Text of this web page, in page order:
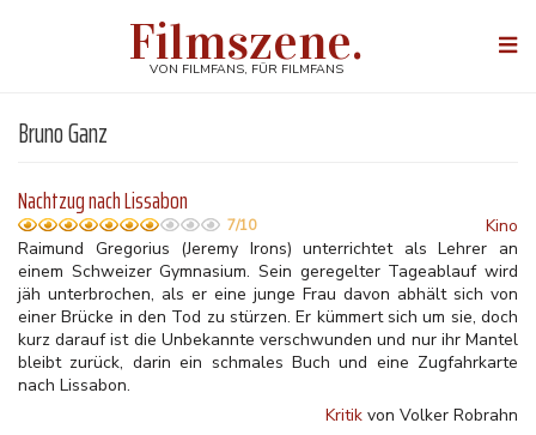
Filmszene.
VON FILMFANS, FÜR FILMFANS
Bruno Ganz
Nachtzug nach Lissabon
7/10
Kino
Raimund Gregorius (Jeremy Irons) unterrichtet als Lehrer an
einem Schweizer Gymnasium. Sein geregelter Tageablauf wird
jäh unterbrochen, als er eine junge Frau davon abhält sich von
einer Brücke in den Tod zu stürzen. Er kümmert sich um sie, doch
kurz darauf ist die Unbekannte verschwunden und nur ihr Mantel
bleibt zurück, darin ein schmales Buch und eine Zugfahrkarte
nach Lissabon.
Kritik von Volker Robrahn